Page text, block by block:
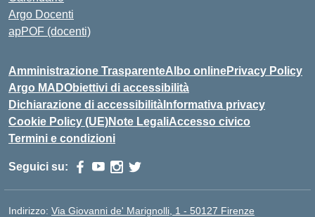
Argo Docenti
apPOF (docenti)
Amministrazione TrasparenteAlbo onlinePrivacy Policy
Argo MADObiettivi di accessibilità
Dichiarazione di accessibilità Informativa privacy
Cookie Policy (UE)Note LegaliAccesso civico
Termini e condizioni
Seguici su:
Indirizzo: Via Giovanni de' Marignolli, 1 - 50127 Firenze